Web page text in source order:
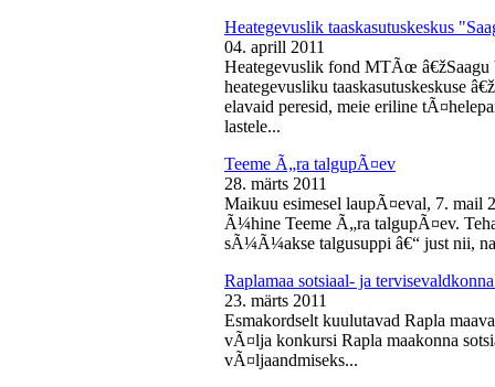
Heategevuslik taaskasutuskeskus
04. aprill 2011
Heategevuslik fond MTÃœ â€žSaagu
heategevusliku taaskasutuskeskuse
elavaid peresid, meie eriline
lastele...
Teeme Ã„ra talgupÃ¤ev
28. märts 2011
Maikuu esimesel laupÃ¤eval, 7.
Ã¼hine Teeme Ã„ra talgupÃ¤ev.
sÃ¼Ã¼akse talgusuppi â€“ just nii,
Raplamaa sotsiaal- ja
23. märts 2011
Esmakordselt kuulutavad Rapla
vÃ¤lja konkursi Rapla maakonna
vÃ¤ljaandmiseks...